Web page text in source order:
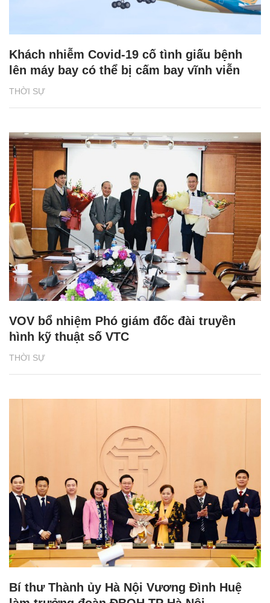
THỜI SỰ
Khách nhiễm Covid-19 cố tình giấu bệnh
lên máy bay có thể bị cấm bay vĩnh viễn
THỜI SỰ
VOV bổ nhiệm Phó giám đốc đài truyền
hình kỹ thuật số VTC
Bí thư Thành ủy Hà Nội Vương Đình Huệ